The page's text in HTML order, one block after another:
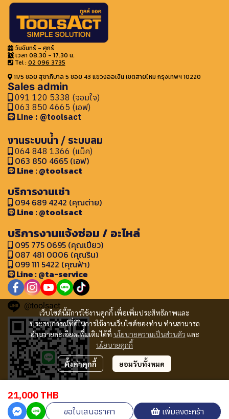
21,000 THB
ขอใบเสนอราคา เพิ่มลงตะกร้า
เว็บไซต์นี้มีการใช้งานคุกกี้ เพื่อเพิ่มประสิทธิภาพและ
ประสบการณ์ที่ดีในการใช้งานเว็บไซต์ของท่าน ท่านสามารถ
อ่านรายละเอียดเพิ่มเติมได้ที่ นโยบายความเป็นส่วนตัว และ
นโยบายคุกกี้
ตั้งค่าคุกกี้ ยอมรับทั้งหมด
วันจันทร์ - ศุกร์
เวลา 08.30 - 17.30 น.
Tel : 02 096 3735
11/5 ซอย สุขาภิบาล 5 ซอย 43 แขวงออเงิน เขตสายไหม กรุงเทพฯ 10220
Sales admin
091 120 5338 (จอมใจ)
063 850 4665 (เอฟ)
Line : @toolsact
งานระบบน้ำ / ระบบลม
064 848 1366 (แม็ค)
063 850 4665 (เอฟ)
Line : @toolsact
บริการงานเช่า
094 689 4242 (คุณต่าย)
Line : @toolsact
บริการงานแจ้งซ่อม / อะไหล่
095 775 0695 (คุณเปียว)
087 481 0006 (คุณริน)
099 111 5422 (คุณฟ้า)
Line : @ta-service
@toolsact